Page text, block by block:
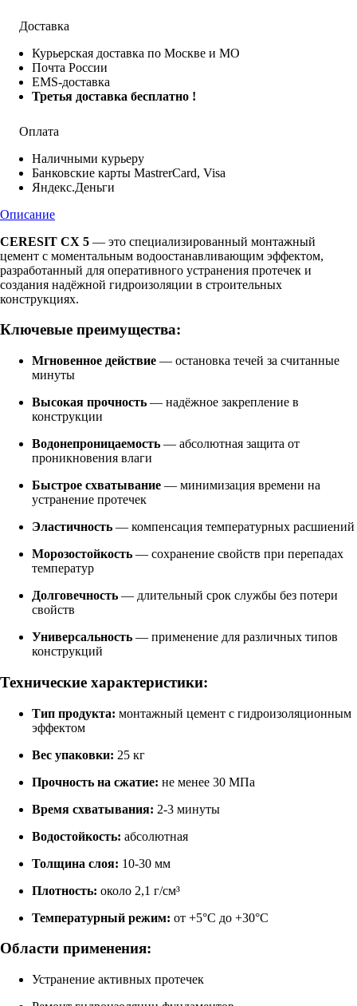
Доставка
Курьерская доставка по Москве и МО
Почта России
EMS-доставка
Третья доставка бесплатно !
Оплата
Наличными курьеру
Банковские карты MastrerCard, Visa
Яндекс.Деньги
Описание
CERESIT CX 5 — это специализированный монтажный
цемент с моментальным водоостанавливающим эффектом,
разработанный для оперативного устранения протечек и
создания надёжной гидроизоляции в строительных
конструкциях.
Ключевые преимущества:
Мгновенное действие — остановка течей за считанные
минуты
Высокая прочность — надёжное закрепление в
конструкции
Водонепроницаемость — абсолютная защита от
проникновения влаги
Быстрое схватывание — минимизация времени на
устранение протечек
Эластичность — компенсация температурных расшиений
Морозостойкость — сохранение свойств при перепадах
температур
Долговечность — длительный срок службы без потери
свойств
Универсальность — применение для различных типов
конструкций
Технические характеристики:
Тип продукта: монтажный цемент с гидроизоляционным
эффектом
Вес упаковки: 25 кг
Прочность на сжатие: не менее 30 МПа
Время схватывания: 2-3 минуты
Водостойкость: абсолютная
Толщина слоя: 10-30 мм
Плотность: около 2,1 г/см³
Температурный режим: от +5°C до +30°C
Области применения:
Устранение активных протечек